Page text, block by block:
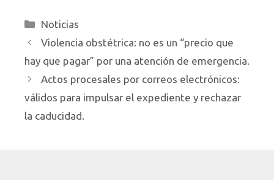
Categorías
Noticias
Violencia obstétrica: no es un “precio que
hay que pagar” por una atención de emergencia.
Actos procesales por correos electrónicos:
válidos para impulsar el expediente y rechazar
la caducidad.